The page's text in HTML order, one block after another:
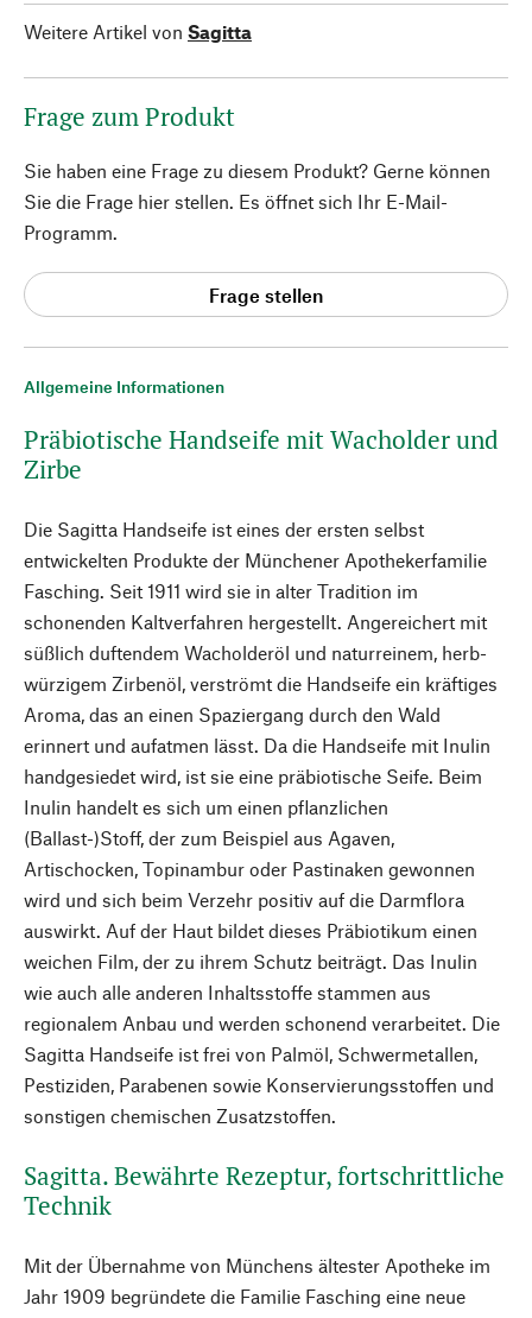
Allgemeine Informationen
Präbiotische Handseife mit Wacholder und
Zirbe
Die Sagitta Handseife ist eines der ersten selbst
entwickelten Produkte der Münchener Apothekerfamilie
Fasching. Seit 1911 wird sie in alter Tradition im
schonenden Kaltverfahren hergestellt. Angereichert mit
süßlich duftendem Wacholderöl und naturreinem, herb-
würzigem Zirbenöl, verströmt die Handseife ein kräftiges
Aroma, das an einen Spaziergang durch den Wald
erinnert und aufatmen lässt. Da die Handseife mit Inulin
handgesiedet wird, ist sie eine präbiotische Seife. Beim
Inulin handelt es sich um einen pflanzlichen
(Ballast-)Stoff, der zum Beispiel aus Agaven,
Artischocken, Topinambur oder Pastinaken gewonnen
wird und sich beim Verzehr positiv auf die Darmflora
auswirkt. Auf der Haut bildet dieses Präbiotikum einen
weichen Film, der zu ihrem Schutz beiträgt. Das Inulin
wie auch alle anderen Inhaltsstoffe stammen aus
regionalem Anbau und werden schonend verarbeitet. Die
Sagitta Handseife ist frei von Palmöl, Schwermetallen,
Pestiziden, Parabenen sowie Konservierungsstoffen und
sonstigen chemischen Zusatzstoffen.
Sagitta. Bewährte Rezeptur, fortschrittliche
Technik
Mit der Übernahme von Münchens ältester Apotheke im
Jahr 1909 begründete die Familie Fasching eine neue
Weitere Artikel von Sagitta
Frage zum Produkt
Sie haben eine Frage zu diesem Produkt? Gerne können
Sie die Frage hier stellen. Es öffnet sich Ihr E-Mail-
Programm.
Frage stellen